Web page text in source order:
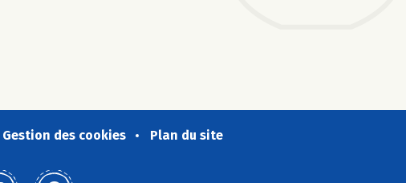
Gestion des cookies Plan du site